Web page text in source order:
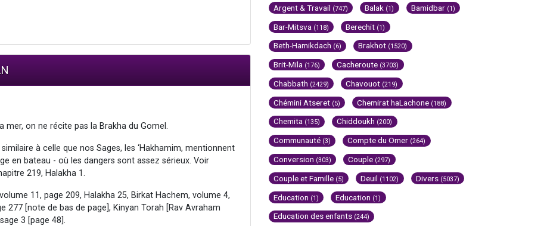
mer, on ne récite pas la Brakha du Gomel.
similaire à celle que nos Sages, les ‘Hakhamim, mentionnent
en bateau - où les dangers sont assez sérieux. Voir
219, Halakha 1.
11, page 209, Halakha 25, Birkat Hachem, volume 4,
277 [note de bas de page], Kinyan Torah [Rav Avraham
3 [page 48].
Argent & Travail (747) Balak (1) Bamidbar (1)
Bar-Mitsva (118) Berechit (1)
Beth-Hamikdach (6) Brakhot (1520)
Brit-Mila (176) Cacheroute (3703)
Chabbath (2429) Chavouot (219)
Chémini Atseret (5) Chemirat haLachone (188)
Chemita (135) Chiddoukh (200)
Communauté (3) Compte du Omer (264)
Conversion (303) Couple (297)
Couple et Famille (5) Deuil (1102) Divers (5037)
Education (1) Education (1)
Education des enfants (244)